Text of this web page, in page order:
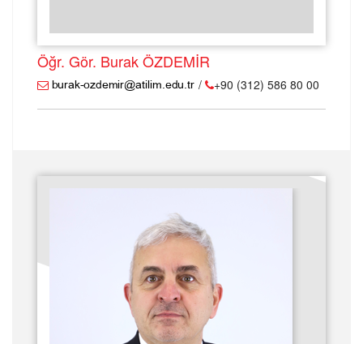
Öğr. Gör. Burak ÖZDEMİR
/ +90 (312) 586 80 00